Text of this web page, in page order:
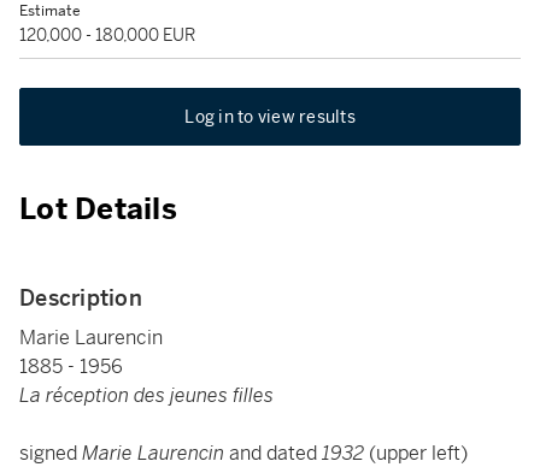
Estimate
120,000 - 180,000 EUR
Log in to view results
Lot Details
Description
Marie Laurencin
1885 - 1956
La réception des jeunes filles
signedMarie Laurencin and dated1932 (upper left)